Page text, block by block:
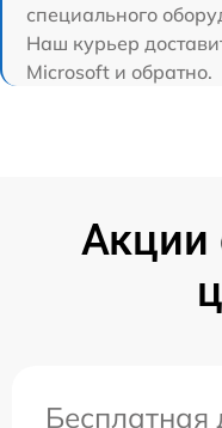
специального
Наш курьер
Microsoft и обратно.
Акции
Бесплатная